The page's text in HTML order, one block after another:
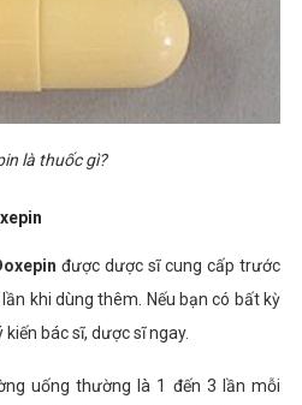
là thuốc gì?
được dược sĩ cung cấp trước
khi dùng thêm. Nếu bạn có bất kỳ
​​bác sĩ, dược sĩ ngay.
uống thường là 1 đến 3 lần mỗi